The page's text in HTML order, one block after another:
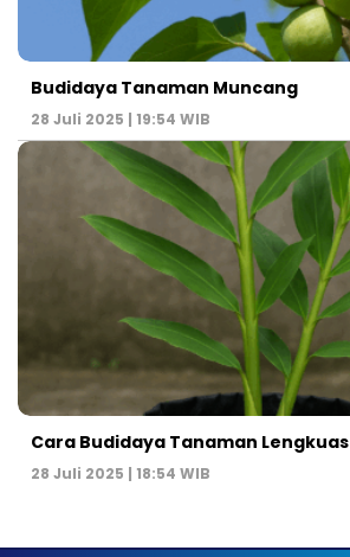
Budidaya Tanaman Muncang
28 Juli 2025 | 19:54 WIB
Cara Budidaya Tanaman Lengkuas
28 Juli 2025 | 18:54 WIB